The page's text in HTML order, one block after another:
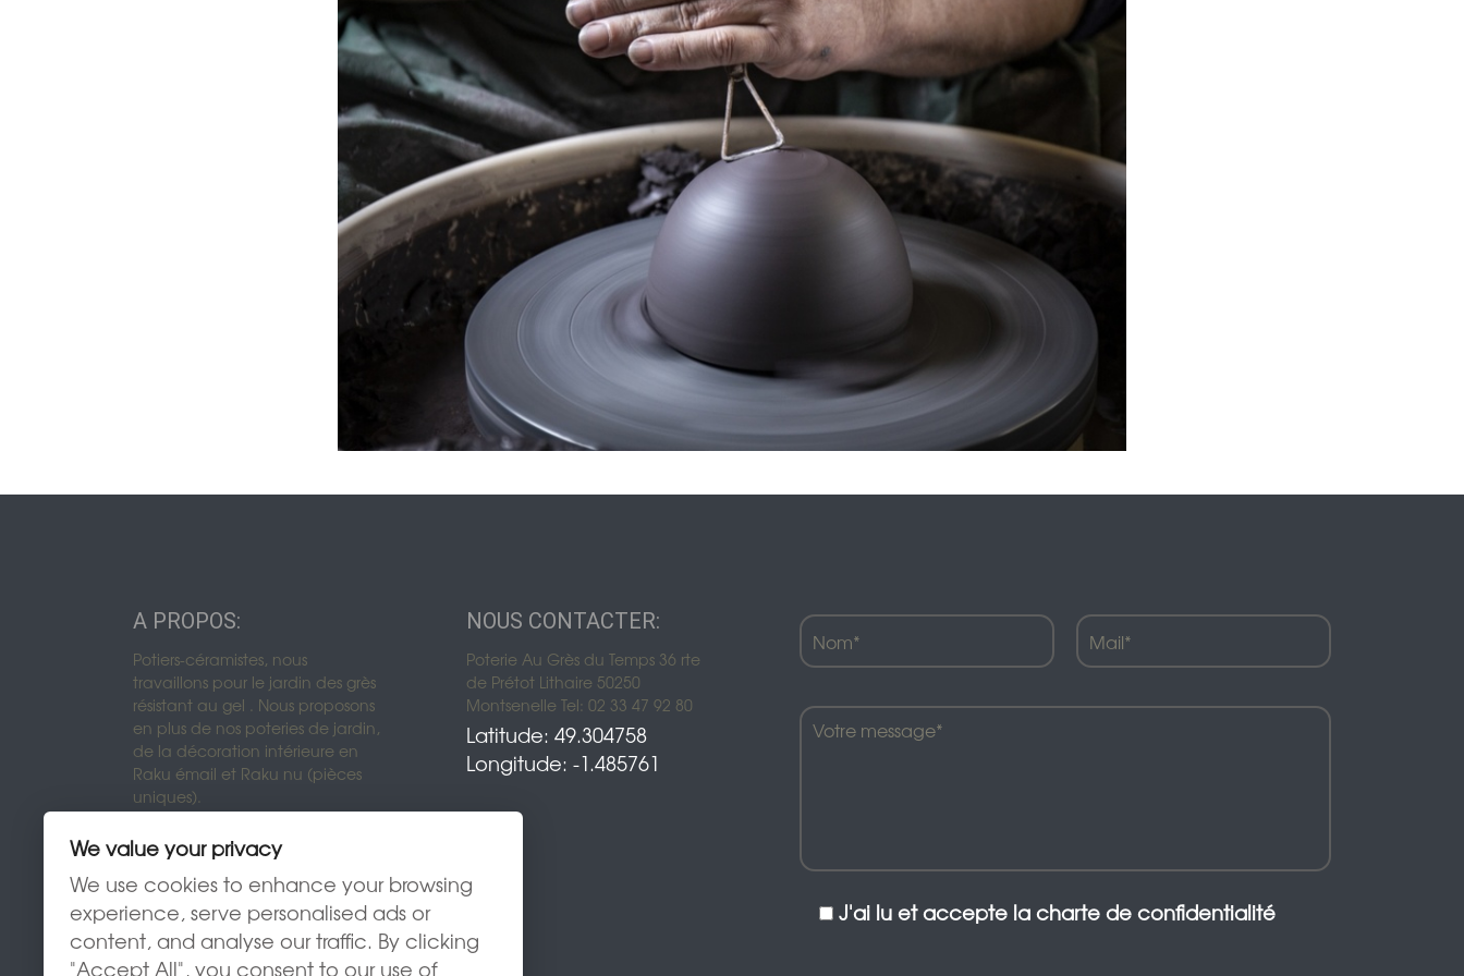
Décoration de jardin
Bordures de jardin
Créez votre mobile
Urnes funéraires
Urnes funéraires
Urnes funéraires pour animaux
A PROPOS:
Potiers-céramistes, nous
travaillons pour le jardin des grès
résistant au gel . Nous proposons
en plus de nos poteries de jardin,
de la décoration intérieure en
Raku émail et Raku nu (pièces
uniques).
NOUS CONTACTER:
Poterie Au Grès du Temps 36 rte
de Prétot Lithaire 50250
Montsenelle Tel: 02 33 47 92 80
Latitude: 49.304758
Longitude: -1.485761
J'ai lu et accepte la charte de confidentialité
We value your privacy
We use cookies to enhance your browsing
experience, serve personalised ads or
content, and analyse our traffic. By clicking
"Accept All", you consent to our use of